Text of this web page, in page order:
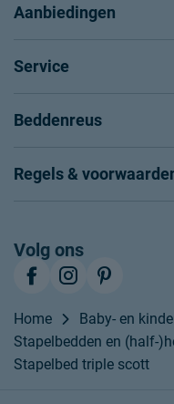
Aanbiedingen
Service
Beddenreus
Regels &
Volg ons
Home
Baby- en
Stapelbedden en (half-
Stapelbed triple scott